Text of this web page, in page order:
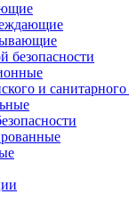
безопасности
и санитарного